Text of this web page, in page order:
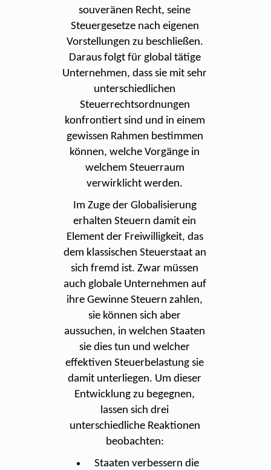
souveränen Recht, seine
Steuergesetze nach eigenen
Vorstellungen zu beschließen.
Daraus folgt für global tätige
Unternehmen, dass sie mit sehr
unterschiedlichen
Steuerrechtsordnungen
konfrontiert sind und in einem
gewissen Rahmen bestimmen
können, welche Vorgänge in
welchem Steuerraum
verwirklicht werden.
Im Zuge der Globalisierung
erhalten Steuern damit ein
Element der Freiwilligkeit, das
dem klassischen Steuerstaat an
sich fremd ist. Zwar müssen
auch globale Unternehmen auf
ihre Gewinne Steuern zahlen,
sie können sich aber
aussuchen, in welchen Staaten
sie dies tun und welcher
effektiven Steuerbelastung sie
damit unterliegen. Um dieser
Entwicklung zu begegnen,
lassen sich drei
unterschiedliche Reaktionen
beobachten:
Staaten verbessern die